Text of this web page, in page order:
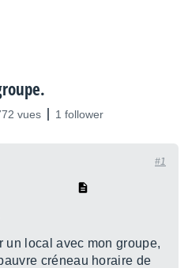
vues 1 follower
#1
un local avec mon groupe,
créneau horaire de